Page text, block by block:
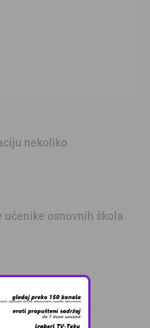
nekoliko
osnovnih škola
turnir“